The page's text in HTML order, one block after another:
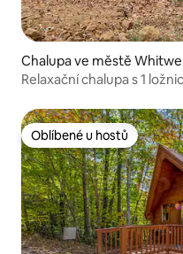
Chalupa ve městě
Relaxační chalupa s 1
Oblíbené u hostů
Oblíbené u hostů